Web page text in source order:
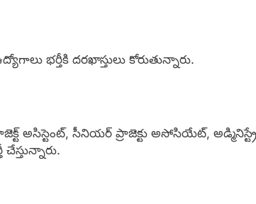
భర్తీకి దరఖాస్తులు కోరుతున్నారు.
అసిస్టెంట్, సీనియర్ ప్రాజెక్టు అసోసియేట్,